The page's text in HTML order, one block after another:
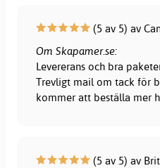
(5 av 5) av
Om Skapamer.se:
Levererans och bra
Trevligt mail om tack för
kommer att beställa mer
(5 av 5) av